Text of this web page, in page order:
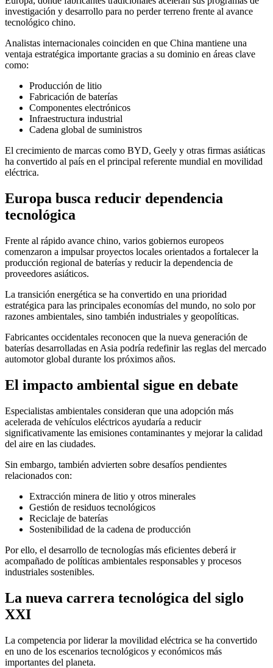
investigación y desarrollo para no perder terreno frente al avance
tecnológico chino.
Analistas internacionales coinciden en que China mantiene una
ventaja estratégica importante gracias a su dominio en áreas clave
como:
Producción de litio
Fabricación de baterías
Componentes electrónicos
Infraestructura industrial
Cadena global de suministros
El crecimiento de marcas como BYD, Geely y otras firmas asiáticas
ha convertido al país en el principal referente mundial en movilidad
eléctrica.
Europa busca reducir dependencia
tecnológica
Frente al rápido avance chino, varios gobiernos europeos
comenzaron a impulsar proyectos locales orientados a fortalecer la
producción regional de baterías y reducir la dependencia de
proveedores asiáticos.
La transición energética se ha convertido en una prioridad
estratégica para las principales economías del mundo, no solo por
razones ambientales, sino también industriales y geopolíticas.
Fabricantes occidentales reconocen que la nueva generación de
baterías desarrolladas en Asia podría redefinir las reglas del mercado
automotor global durante los próximos años.
El impacto ambiental sigue en debate
Especialistas ambientales consideran que una adopción más
acelerada de vehículos eléctricos ayudaría a reducir
significativamente las emisiones contaminantes y mejorar la calidad
del aire en las ciudades.
Sin embargo, también advierten sobre desafíos pendientes
relacionados con:
Extracción minera de litio y otros minerales
Gestión de residuos tecnológicos
Reciclaje de baterías
Sostenibilidad de la cadena de producción
Por ello, el desarrollo de tecnologías más eficientes deberá ir
acompañado de políticas ambientales responsables y procesos
industriales sostenibles.
La nueva carrera tecnológica del siglo
XXI
La competencia por liderar la movilidad eléctrica se ha convertido
en uno de los escenarios tecnológicos y económicos más
importantes del planeta.